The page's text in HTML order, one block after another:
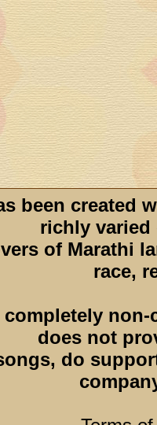
been created
richly varied
of Marathi
race,
does not
do